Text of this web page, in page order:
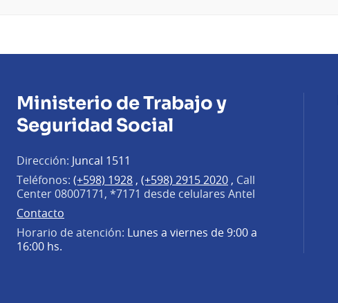
Ministerio de Trabajo y
Seguridad Social
Dirección: Juncal 1511
Teléfonos: (+598) 1928 , (+598) 2915 2020 , Call
Center 08007171, *7171 desde celulares Antel
Contacto
Horario de atención: Lunes a viernes de 9:00 a
16:00 hs.